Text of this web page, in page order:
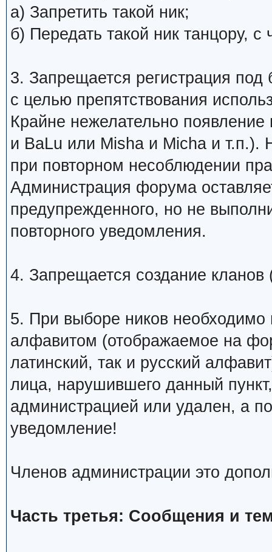
а) Запретить такой ник;
б) Передать такой ник танцору,
3. Запрещается регистрация
с целью препятствования
Крайне нежелательно
и BaLu или Misha и Micha и т.п.).
при повторном несоблюдении
Администрация форума
предупрежденного, но не
повторного уведомления.
4. Запрещается создание
5. При выборе ников необходимо
алфавитом (отображаемое на
латинский, так и русский
лица, нарушившего данный
администрацией или удален, а
уведомление!
Членов администрации это
Часть третья: Сообщения и